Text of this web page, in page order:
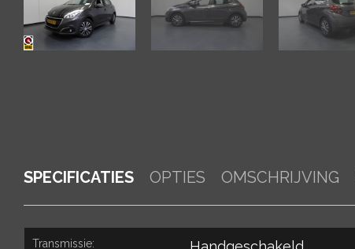
SPECIFICATIES OPTIES OMSCHRIJVING
transmissie: